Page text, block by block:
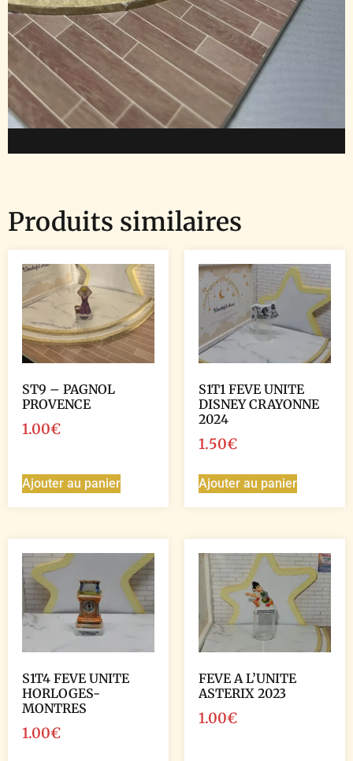
Produits similaires
ST9 – PAGNOL
PROVENCE
1.00€
Ajouter au panier
S1T1 FEVE UNITE
DISNEY CRAYONNE
2024
1.50€
Ajouter au panier
S1T4 FEVE UNITE
HORLOGES-
MONTRES
1.00€
FEVE A L’UNITE
ASTERIX 2023
1.00€